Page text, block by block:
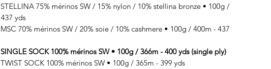
75% mérinos SW / 15% nylon / 10% stellina bronze • 100g /
yds
70% mérinos SW / 20% soie / 10% cashmere • 100g / 400m - 437
SOCK 100% mérinos SW • 100g / 366m - 400 yds (single ply)
SOCK 100% mérinos SW • 100g / 365m - 399 yds